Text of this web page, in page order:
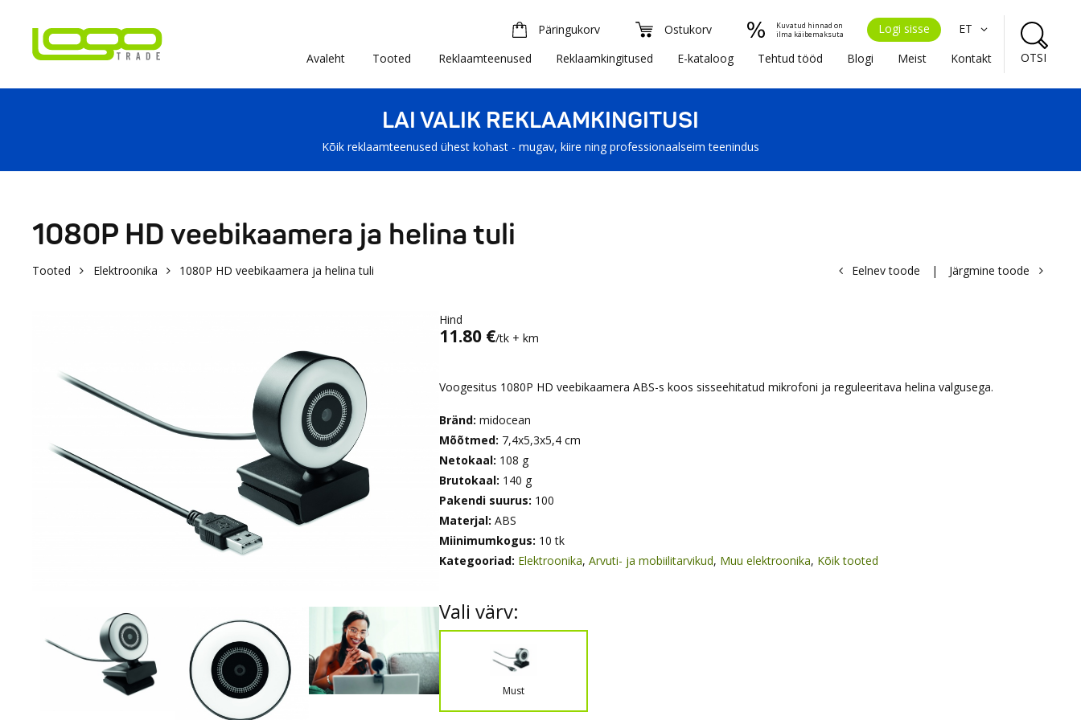
Päringukorv Ostukorv
Kuvatud hinnad on
ilma käibemaksuta
Logi sisse
ET
Avaleht
Tooted Reklaamteenused Reklaamkingitused E-kataloog Tehtud tööd Blogi Meist Kontakt OTSI
LAI VALIK REKLAAMKINGITUSI
Kõik reklaamteenused ühest kohast - mugav, kiire ning professionaalseim teenindus
1080P HD veebikaamera ja helina tuli
Tooted Elektroonika 1080P HD veebikaamera ja helina tuli Eelnev toode | Järgmine toode
Hind
11.80 €/tk + km
Voogesitus 1080P HD veebikaamera ABS-s koos sisseehitatud mikrofoni ja reguleeritava helina valgusega.
Bränd: midocean
Mõõtmed: 7,4x5,3x5,4 cm
Netokaal: 108 g
Brutokaal: 140 g
Pakendi suurus: 100
Materjal: ABS
Miinimumkogus: 10 tk
Kategooriad: Elektroonika, Arvuti- ja mobiilitarvikud, Muu elektroonika, Kõik tooted
Vali värv:
Must